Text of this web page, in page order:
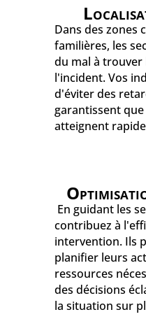
Dans des zones
familières, les
du mal à
l'incident. Vos
d'éviter des
garantissent
atteignent
En guidant les
contribuez à
intervention. Ils
planifier leurs
ressources
des décisions
la situation sur